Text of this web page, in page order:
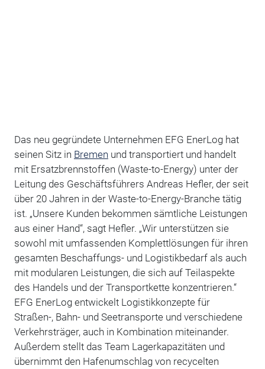
Das neu gegründete Unternehmen EFG EnerLog hat
seinen Sitz in Bremen und transportiert und handelt
mit Ersatzbrennstoffen (Waste-to-Energy) unter der
Leitung des Geschäftsführers Andreas Hefler, der seit
über 20 Jahren in der Waste-to-Energy-Branche tätig
ist. „Unsere Kunden bekommen sämtliche Leistungen
aus einer Hand“, sagt Hefler. „Wir unterstützen sie
sowohl mit umfassenden Komplettlösungen für ihren
gesamten Beschaffungs- und Logistikbedarf als auch
mit modularen Leistungen, die sich auf Teilaspekte
des Handels und der Transportkette konzentrieren.“
EFG EnerLog entwickelt Logistikkonzepte für
Straßen-, Bahn- und Seetransporte und verschiedene
Verkehrsträger, auch in Kombination miteinander.
Außerdem stellt das Team Lagerkapazitäten und
übernimmt den Hafenumschlag von recycelten